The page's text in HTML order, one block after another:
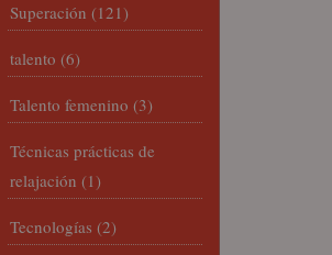
Superación (121)
talento (6)
Talento femenino (3)
Técnicas prácticas de
relajación (1)
Tecnologías (2)